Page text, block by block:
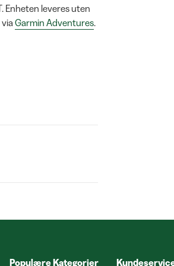
Enheten leveres uten
Garmin Adventures.
Populære Kategorier